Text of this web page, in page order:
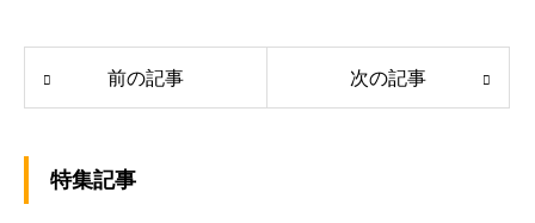
前の記事 次の記事
特集記事